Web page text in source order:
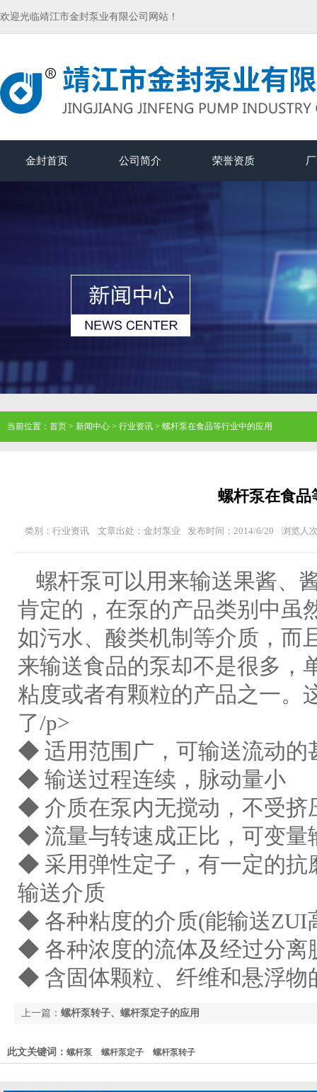
欢迎光临靖江市金封泵业有限公司网站！
金封首页 公司简介 荣誉资质
当前位置： 首页 > 新闻中心 > 行业资讯 > 螺杆泵在食品等行业中的应用
螺杆泵在食品
类别：行业资讯 文章出处：金封泵业 发布时间：2014/6/20 浏览人
螺杆泵可以用来输送果酱、
肯定的，在泵的产品类别中虽
如污水、酸类机制等介质，而
来输送食品的泵却不是很多，
粘度或者有颗粒的产品之一。
了/p>
◆ 适用范围广，可输送流动的
◆ 输送过程连续，脉动量小
◆ 介质在泵内无搅动，不受挤
◆ 流量与转速成正比，可变量
◆ 采用弹性定子，有一定的抗
输送介质
◆ 各种粘度的介质(能输送ZUI
◆ 各种浓度的流体及经过分离
◆ 含固体颗粒、纤维和悬浮物
上一篇： 螺杆泵转子、螺杆泵定子的应用
此文关键词： 螺杆泵 螺杆泵定子 螺杆泵转子